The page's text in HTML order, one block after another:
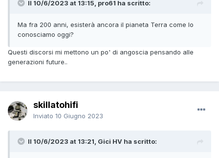
Il 10/6/2023 at 13:15, pro61 ha scritto:
Ma fra 200 anni, esisterà ancora il pianeta Terra come lo
conosciamo oggi?
Questi discorsi mi mettono un po' di angoscia pensando alle
generazioni future..
skillatohifi
Inviato 10 Giugno 2023
Il 10/6/2023 at 13:21, Gici HV ha scritto: